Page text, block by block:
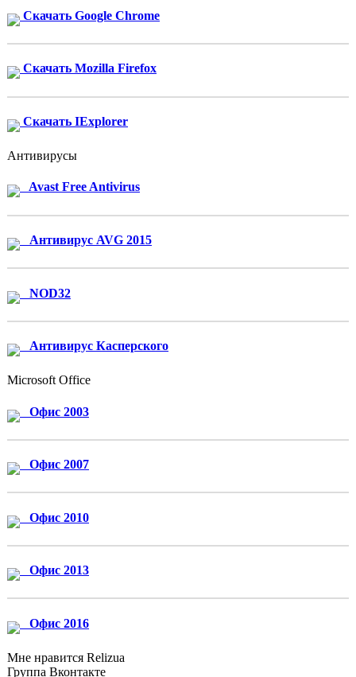
Скачать Google Chrome
Скачать Mozilla Firefox
Скачать IExplorer
Антивирусы
Avast Free Antivirus
Антивирус AVG 2015
NOD32
Антивирус Касперского
Microsoft Office
Офис 2003
Офис 2007
Офис 2010
Офис 2013
Офис 2016
Мне нравится Relizua
Группа Вконтакте